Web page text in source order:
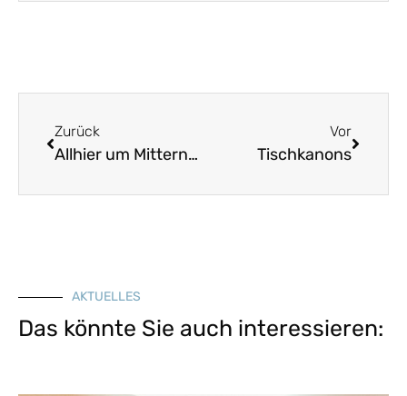
Zurück
Allhier um Mitternacht
Vor
Tischkanons
AKTUELLES
Das könnte Sie auch interessieren: